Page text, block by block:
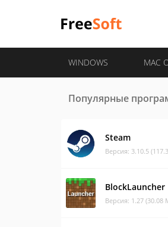
WINDOWS MAC
Популярные
Steam
Версия: 3.10.5
BlockLauncher
Версия: 1.27 (30.08